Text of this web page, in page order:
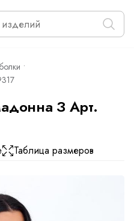
З Арт.
Таблица размеров